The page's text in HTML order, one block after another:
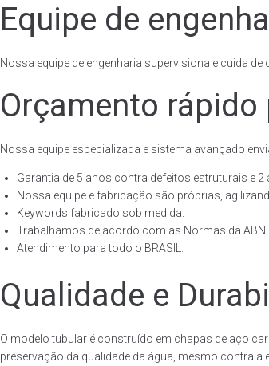
Equipe de
Nossa equipe de engenharia supervisiona e cuida de
Orçamento
Nossa equipe especializada e sistema avançado
Garantia de 5 anos contra defeitos estruturais e 2
Nossa equipe e fabricação são próprias,
Keywords fabricado sob medida.
Trabalhamos de acordo com as Normas da ABNT
Atendimento para todo o BRASIL.
Qualidade e
O modelo tubular é construído em chapas de aço
preservação da qualidade da água, mesmo contra a